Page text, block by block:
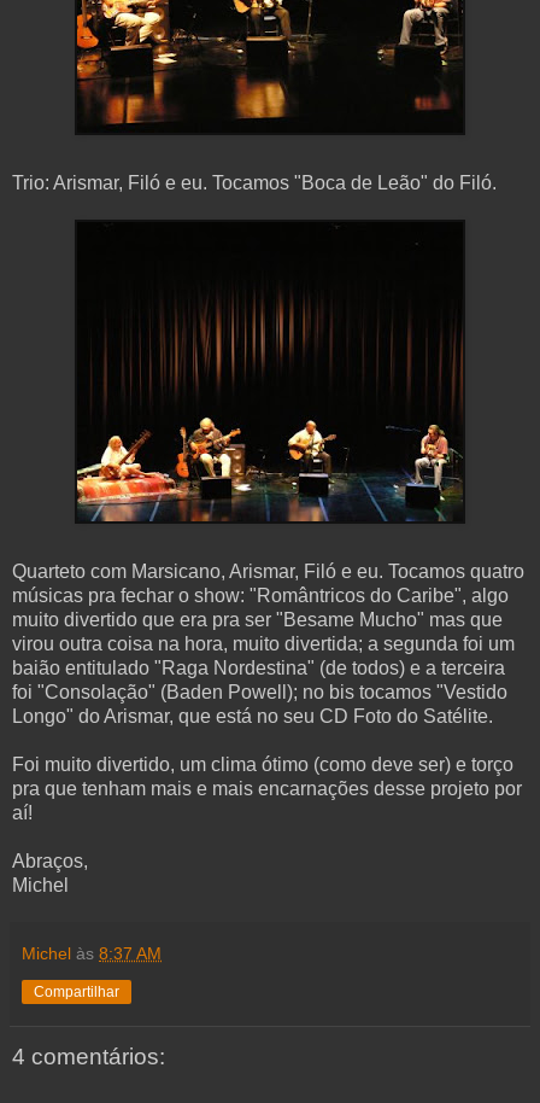
Trio: Arismar, Filó e eu. Tocamos "Boca de Leão" do Filó.
Quarteto com Marsicano, Arismar, Filó e eu. Tocamos quatro
músicas pra fechar o show: "Romântricos do Caribe", algo
muito divertido que era pra ser "Besame Mucho" mas que
virou outra coisa na hora, muito divertida; a segunda foi um
baião entitulado "Raga Nordestina" (de todos) e a terceira
foi "Consolação" (Baden Powell); no bis tocamos "Vestido
Longo" do Arismar, que está no seu CD Foto do Satélite.
Foi muito divertido, um clima ótimo (como deve ser) e torço
pra que tenham mais e mais encarnações desse projeto por
aí!
Abraços,
Michel
Michel às 8:37 AM
Compartilhar
4 comentários: